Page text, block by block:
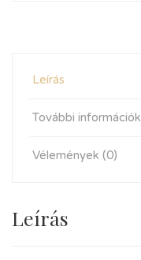
Leírás
További információk
Vélemények (0)
Leírás